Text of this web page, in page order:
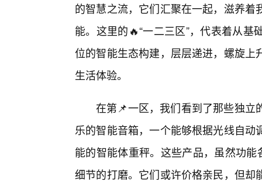
的智慧之流，它们汇聚在一起，滋养
能。这里的🔥“一二三区”，代表着从
位的智能生态构建，层层递进，螺旋
生活体验。
在第📌一区，我们看到了那些独立
乐的智能音箱，一个能够根据光线自
能的智能体重秤。这些产品，虽然功
细节的打磨。它们或许价格亲民，但